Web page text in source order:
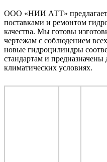
ООО «НИИ АТТ» предлагает
поставками и ремонтом
качества. Мы готовы
чертежам с соблюдением
новые гидроцилиндры
стандартам и
климатических условиях.